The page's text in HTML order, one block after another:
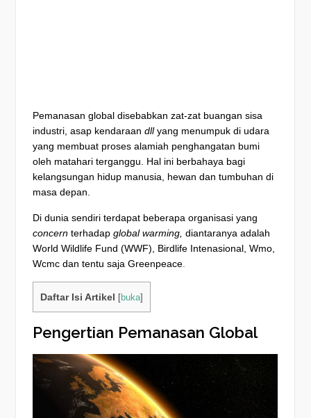
Pemanasan global disebabkan zat-zat buangan sisa
industri, asap kendaraan dllyang menumpuk di udara
yang membuat proses alamiah penghangatan bumi
oleh matahari terganggu. Hal ini berbahaya bagi
kelangsungan hidup manusia, hewan dan tumbuhan di
masa depan.
Di dunia sendiri terdapat beberapa organisasi yang
concernterhadap global warming, diantaranya adalah
World Wildlife Fund (WWF), Birdlife Intenasional, Wmo,
Wcmc dan tentu saja Greenpeace.
Daftar Isi Artikel buka]
Pengertian Pemanasan Global